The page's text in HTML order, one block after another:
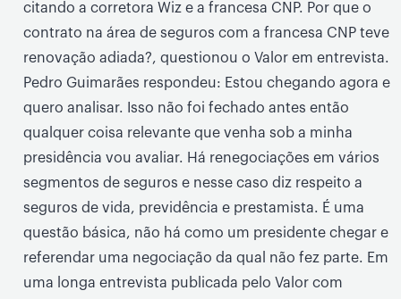
citando a corretora Wiz e a francesa CNP. Por que o
contrato na área de seguros com a francesa CNP teve
renovação adiada?, questionou o Valor em entrevista.
Pedro Guimarães respondeu: Estou chegando agora e
quero analisar. Isso não foi fechado antes então
qualquer coisa relevante que venha sob a minha
presidência vou avaliar. Há renegociações em vários
segmentos de seguros e nesse caso diz respeito a
seguros de vida, previdência e prestamista. É uma
questão básica, não há como um presidente chegar e
referendar uma negociação da qual não fez parte. Em
uma longa entrevista publicada pelo Valor com